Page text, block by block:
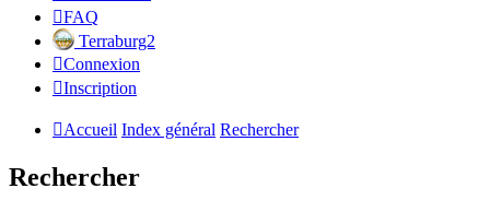
FAQ
Terraburg2
Connexion
Inscription
Accueil Index général Rechercher
Rechercher